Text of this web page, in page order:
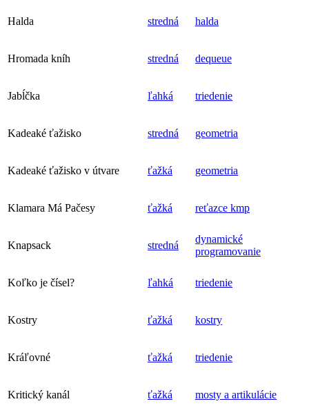
Halda stredná halda
Hromada kníh stredná dequeue
Jabĺčka ľahká triedenie
Kadeaké ťažisko stredná geometria
Kadeaké ťažisko v útvare ťažká geometria
Klamara Má Pačesy ťažká reťazce kmp
Knapsack stredná
dynamické
programovanie
Koľko je čísel? ľahká triedenie
Kostry ťažká kostry
Kráľovné ťažká triedenie
Kritický kanál ťažká mosty a artikulácie